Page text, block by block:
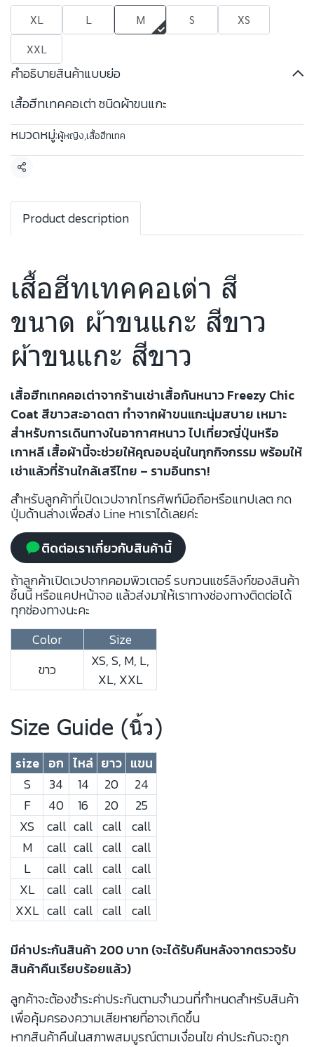
XL L M S
XS
XXL
คำอธิบายสินค้าแบบย่อ
เสื้อฮีทเทคคอเต่า ชนิดผ้าขนแกะ
หมวดหมู่:ผู้หญิง,เสื้อฮีทเทค
แชร์
Product description
เสื้อฮีทเทคคอเต่า สี
ขนาด ผ้าขนแกะ สีขาว
ผ้าขนแกะ สีขาว
เสื้อฮีทเทคคอเต่าจากร้านเช่าเสื้อกันหนาว Freezy Chic
Coat สีขาวสะอาดตา ทำจากผ้าขนแกะนุ่มสบาย เหมาะ
สำหรับการเดินทางในอากาศหนาว ไปเที่ยวญี่ปุ่นหรือ
เกาหลี เสื้อผ้านี้จะช่วยให้คุณอบอุ่นในทุกกิจกรรม พร้อมให้
เช่าแล้วที่ร้านใกล้เสรีไทย – รามอินทรา!
สำหรับลูกค้าที่เปิดเวปจากโทรศัพท์มือถือหรือแทปเลต กด
ปุ่มด้านล่างเพื่อส่ง Line หาเราได้เลยค่ะ
ติดต่อเราเกี่ยวกับสินค้านี้
ถ้าลูกค้าเปิดเวปจากคอมพิวเตอร์ รบกวนแชร์ลิงก์ของสินค้า
ชิ้นนี้ หรือแคปหน้าจอ แล้วส่งมาให้เราทางช่องทางติดต่อได้
ทุกช่องทางนะคะ
Color
Size
ขาว
XS, S, M, L,
XL, XXL
Size Guide (นิ้ว)
size อก ไหล่ ยาว แขน
S
34 14 20
24
F
40 16 20
25
XS
call call call call
M
call call call call
L
call call call call
XL
call call call call
XXL call call call call
มีค่าประกันสินค้า 200 บาท (จะได้รับคืนหลังจากตรวจรับ
สินค้าคืนเรียบร้อยแล้ว)
ลูกค้าจะต้องชำระค่าประกันตามจำนวนที่กำหนดสำหรับสินค้า
เพื่อคุ้มครองความเสียหายที่อาจเกิดขึ้น
หากสินค้าคืนในสภาพสมบูรณ์ตามเงื่อนไข ค่าประกันจะถูก